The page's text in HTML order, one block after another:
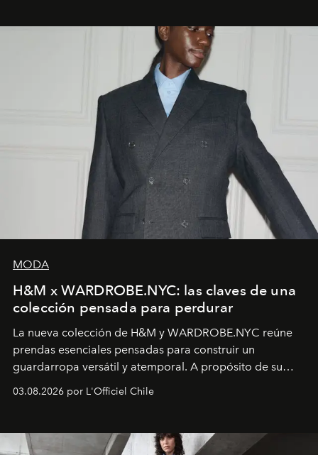
MODA
H&M x WARDROBE.NYC: las claves de una
colección pensada para perdurar
La nueva colección de H&M y WARDROBE.NYC reúne
prendas esenciales pensadas para construir un
guardarropa versátil y atemporal. A propósito de su
la asesora creativa y jefa de diseño global de la marca
y la filosofía detrás de la propuesta.
03.08.2026 por L'Officiel Chile